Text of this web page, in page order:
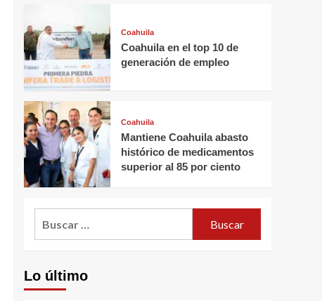
Coahuila
Coahuila en el top 10 de
generación de empleo
Coahuila
Mantiene Coahuila abasto
histórico de medicamentos
superior al 85 por ciento
Lo último